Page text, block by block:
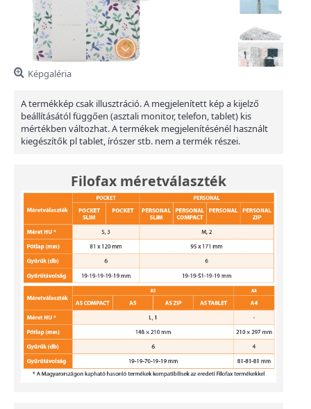
Képgaléria
A termékkép csak illusztráció. A megjelenített kép a kijelző
beállításától függően (asztali monitor, telefon, tablet) kis
mértékben változhat. A termékek megjelenítésénél használt
kiegészítők pl tablet, írószer stb. nem a termék részei.
Filofax méretválaszték